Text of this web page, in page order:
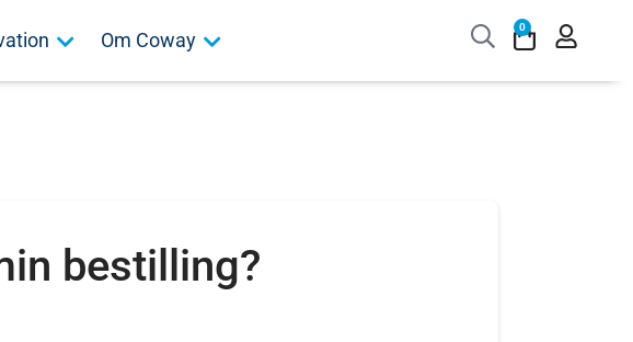
Om Coway
0
bestilling?